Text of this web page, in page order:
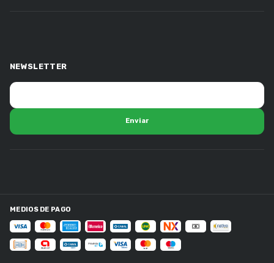
NEWSLETTER
MEDIOS DE PAGO